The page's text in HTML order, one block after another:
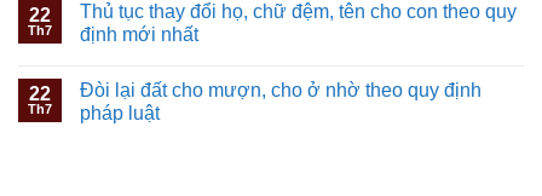
22
Th7
Thủ tục thay đổi họ, chữ đệm, tên cho con theo quy
định mới nhất
22
Th7
Đòi lại đất cho mượn, cho ở nhờ theo quy định
pháp luật